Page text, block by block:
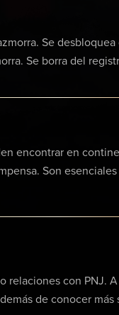
Se
Se borra del
encontrar en
Son
relaciones con PNJ.
de conocer